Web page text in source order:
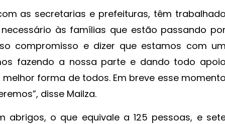
as secretarias e prefeituras, têm trabalhado
às famílias que estão passando por
compromisso e dizer que estamos com um
fazendo a nossa parte e dando todo apoio
forma de todos. Em breve esse momento
disse Mailza.
o que equivale a 125 pessoas, e